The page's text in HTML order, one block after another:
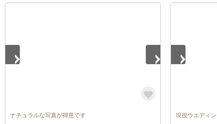
ナチュラルな写真が得意です 現役ウエディ